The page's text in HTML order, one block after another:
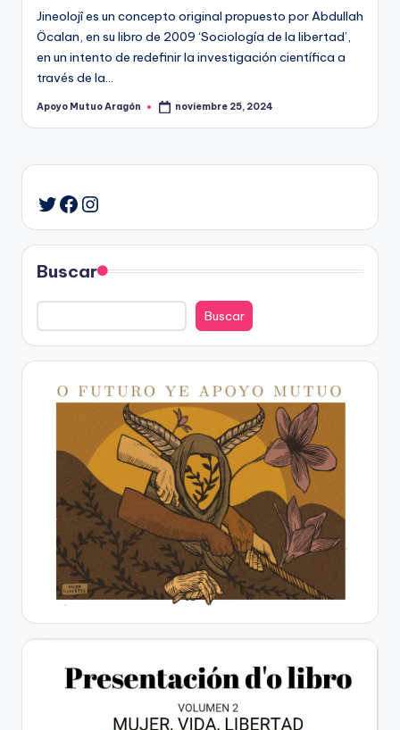
Jineolojî es un concepto original propuesto por Abdullah
Öcalan, en su libro de 2009 ‘Sociología de la libertad’,
en un intento de redefinir la investigación científica a
través de la…
Publicado
Apoyo Mutuo Aragón noviembre 25, 2024
Twitter
Facebook
Instagram
Buscar
Buscar